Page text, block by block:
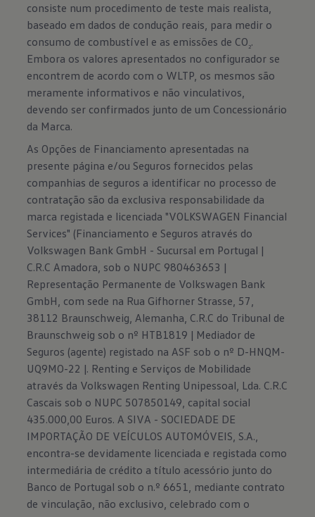
consiste num procedimento de teste mais realista,
baseado em dados de condução reais, para medir o
consumo de combustível e as emissões de CO 2.
Embora os valores apresentados no configurador se
encontrem de acordo com o WLTP, os mesmos são
meramente informativos e não vinculativos,
devendo ser confirmados junto de um Concessionário
da Marca.
As Opções de Financiamento apresentadas na
presente página e/ou Seguros fornecidos pelas
companhias de seguros a identificar no processo de
contratação são da exclusiva responsabilidade da
marca registada e licenciada "VOLKSWAGEN Financial
Services" (Financiamento e Seguros através do
Volkswagen Bank GmbH - Sucursal em Portugal |
C.R.C Amadora, sob o NUPC 980463653 |
Representação Permanente de Volkswagen Bank
GmbH, com sede na Rua Gifhorner Strasse, 57,
38112 Braunschweig, Alemanha, C.R.C do Tribunal de
Braunschweig sob o nº HTB1819 | Mediador de
Seguros (agente) registado na ASF sob o nº D-HNQM-
UQ9MO-22 |. Renting e Serviços de Mobilidade
através da Volkswagen Renting Unipessoal, Lda. C.R.C
Cascais sob o NUPC 507850149, capital social
435.000,00 Euros. A SIVA - SOCIEDADE DE
IMPORTAÇÃO DE VEÍCULOS AUTOMÓVEIS, S.A.,
encontra-se devidamente licenciada e registada como
intermediária de crédito a título acessório junto do
Banco de Portugal sob o n.º 6651, mediante contrato
de vinculação, não exclusivo, celebrado com o